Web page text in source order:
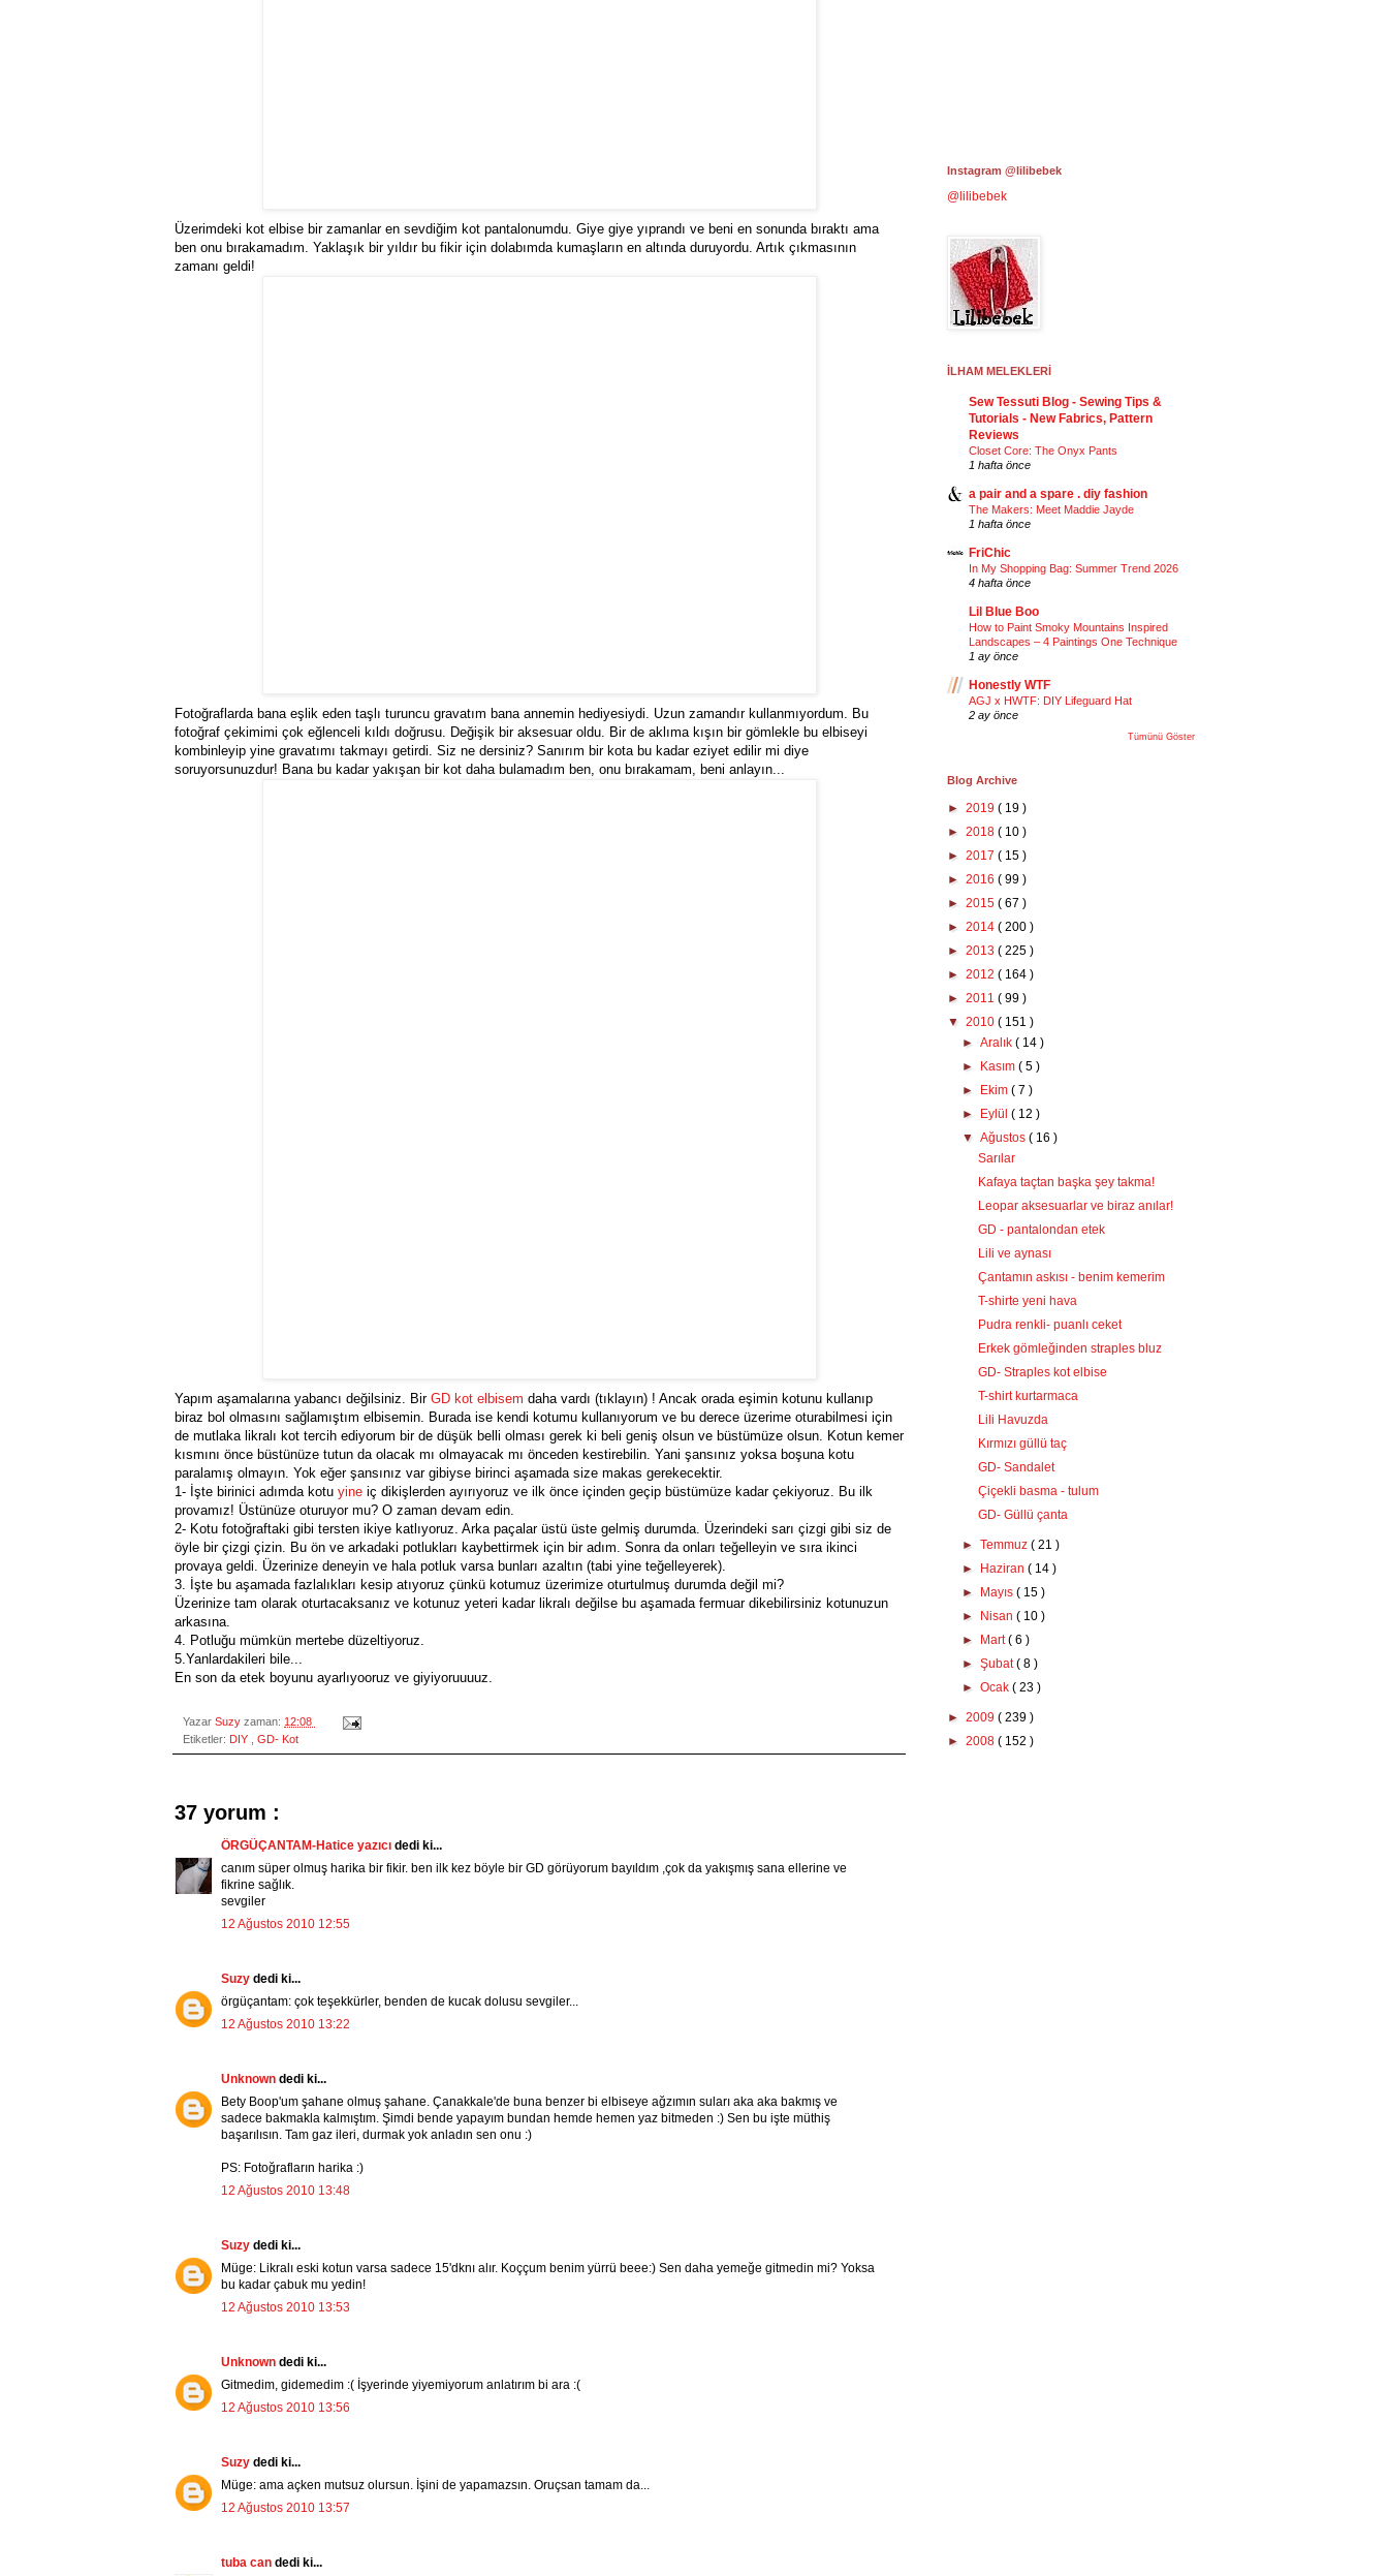
Üzerimdeki kot elbise bir zamanlar en sevdiğim kot pantalonumdu. Giye giye yıprandı ve beni en sonunda bıraktı ama
ben onu bırakamadım. Yaklaşık bir yıldır bu fikir için dolabımda kumaşların en altında duruyordu. Artık çıkmasının
zamanı geldi!
Fotoğraflarda bana eşlik eden taşlı turuncu gravatım bana annemin hediyesiydi. Uzun zamandır kullanmıyordum. Bu
fotoğraf çekimimi çok eğlenceli kıldı doğrusu. Değişik bir aksesuar oldu. Bir de aklıma kışın bir gömlekle bu elbiseyi
kombinleyip yine gravatımı takmayı getirdi. Siz ne dersiniz? Sanırım bir kota bu kadar eziyet edilir mi diye
soruyorsunuzdur! Bana bu kadar yakışan bir kot daha bulamadım ben, onu bırakamam, beni anlayın...
Yapım aşamalarına yabancı değilsiniz. Bir GD kot elbisem daha vardı (tıklayın) ! Ancak orada eşimin kotunu kullanıp
biraz bol olmasını sağlamıştım elbisemin. Burada ise kendi kotumu kullanıyorum ve bu derece üzerime oturabilmesi için
de mutlaka likralı kot tercih ediyorum bir de düşük belli olması gerek ki beli geniş olsun ve büstümüze olsun. Kotun kemer
kısmını önce büstünüze tutun da olacak mı olmayacak mı önceden kestirebilin. Yani şansınız yoksa boşuna kotu
paralamış olmayın. Yok eğer şansınız var gibiyse birinci aşamada size makas gerekecektir.
1- İşte birinici adımda kotu yine iç dikişlerden ayırıyoruz ve ilk önce içinden geçip büstümüze kadar çekiyoruz. Bu ilk
provamız! Üstünüze oturuyor mu? O zaman devam edin.
2- Kotu fotoğraftaki gibi tersten ikiye katlıyoruz. Arka paçalar üstü üste gelmiş durumda. Üzerindeki sarı çizgi gibi siz de
öyle bir çizgi çizin. Bu ön ve arkadaki potlukları kaybettirmek için bir adım. Sonra da onları teğelleyin ve sıra ikinci
provaya geldi. Üzerinize deneyin ve hala potluk varsa bunları azaltın (tabi yine teğelleyerek).
3. İşte bu aşamada fazlalıkları kesip atıyoruz çünkü kotumuz üzerimize oturtulmuş durumda değil mi?
Üzerinize tam olarak oturtacaksanız ve kotunuz yeteri kadar likralı değilse bu aşamada fermuar dikebilirsiniz kotunuzun
arkasına.
4. Potluğu mümkün mertebe düzeltiyoruz.
5.Yanlardakileri bile...
En son da etek boyunu ayarlıyooruz ve giyiyoruuuuz.
Yazar Suzy zaman: 12:08
Etiketler: DIY GD- Kot
37 yorum :
ÖRGÜÇANTAM-Hatice yazıcı dedi ki...
canım süper olmuş harika bir fikir. ben ilk kez böyle bir GD görüyorum bayıldım ,çok da yakışmış sana ellerine ve
fikrine sağlık.
sevgiler
12 Ağustos 2010 12:55
Suzy dedi ki...
örgüçantam: çok teşekkürler, benden de kucak dolusu sevgiler...
12 Ağustos 2010 13:22
Unknown dedi ki...
Bety Boop'um şahane olmuş şahane. Çanakkale'de buna benzer bi elbiseye ağzımın suları aka aka bakmış ve
sadece bakmakla kalmıştım. Şimdi bende yapayım bundan hemde hemen yaz bitmeden :) Sen bu işte müthiş
başarılısın. Tam gaz ileri, durmak yok anladın sen onu :)
PS: Fotoğrafların harika :)
12 Ağustos 2010 13:48
Suzy dedi ki...
Müge: Likralı eski kotun varsa sadece 15'dknı alır. Koççum benim yürrü beee:) Sen daha yemeğe gitmedin mi? Yoksa
bu kadar çabuk mu yedin!
12 Ağustos 2010 13:53
Unknown dedi ki...
Gitmedim, gidemedim :( İşyerinde yiyemiyorum anlatırım bi ara :(
12 Ağustos 2010 13:56
Suzy dedi ki...
Müge: ama açken mutsuz olursun. İşini de yapamazsın. Oruçsan tamam da...
12 Ağustos 2010 13:57
tuba can dedi ki...
Instagram @lilibebek
@lilibebek
İLHAM MELEKLERİ
Sew Tessuti Blog - Sewing Tips &
Tutorials - New Fabrics, Pattern
Reviews
Closet Core: The Onyx Pants
1 hafta önce
a pair and a spare . diy fashion
The Makers: Meet Maddie Jayde
1 hafta önce
FriChic
In My Shopping Bag: Summer Trend 2026
4 hafta önce
Lil Blue Boo
How to Paint Smoky Mountains Inspired
Landscapes – 4 Paintings One Technique
1 ay önce
Honestly WTF
AGJ x HWTF: DIY Lifeguard Hat
2 ay önce
Tümünü Göster
Blog Archive
► 2019 ( 19 )
► 2018 ( 10 )
► 2017 ( 15 )
► 2016 ( 99 )
► 2015 ( 67 )
► 2014 ( 200 )
► 2013 ( 225 )
► 2012 ( 164 )
► 2011 ( 99 )
▼ 2010 ( 151 )
►Aralık( 14 )
►
Kasım( 5 )
►
Ekim( 7 )
►
Eylül( 12 )
▼Ağustos( 16 )
Sarılar
Kafaya taçtan başka şey takma!
Leopar aksesuarlar ve biraz anılar!
GD - pantalondan etek
Lili ve aynası
Çantamın askısı - benim kemerim
T-shirte yeni hava
Pudra renkli- puanlı ceket
Erkek gömleğinden straples bluz
GD- Straples kot elbise
T-shirt kurtarmaca
Lili Havuzda
Kırmızı güllü taç
GD- Sandalet
Çiçekli basma - tulum
GD- Güllü çanta
►Temmuz( 21 )
►
Haziran( 14 )
►
Mayıs( 15 )
►
Nisan( 10 )
►
Mart( 6 )
►Şubat( 8 )
►Ocak( 23 )
► 2009 ( 239 )
► 2008 ( 152 )